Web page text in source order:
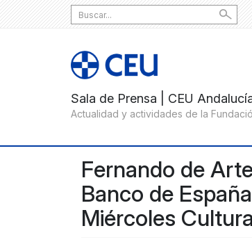
Search
for:
Fernando de
Banco de
Miércoles